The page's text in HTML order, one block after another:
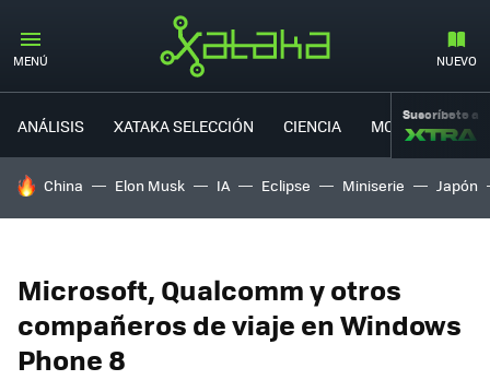
MENÚ NUEVO
ANÁLISIS XATAKA SELECCIÓN CIENCIA MOVILIDAD
Suscríbete a
HOY SE HABLA DE
China Elon Musk IA Eclipse Miniserie Japón
Microsoft, Qualcomm y otros
compañeros de viaje en Windows
Phone 8